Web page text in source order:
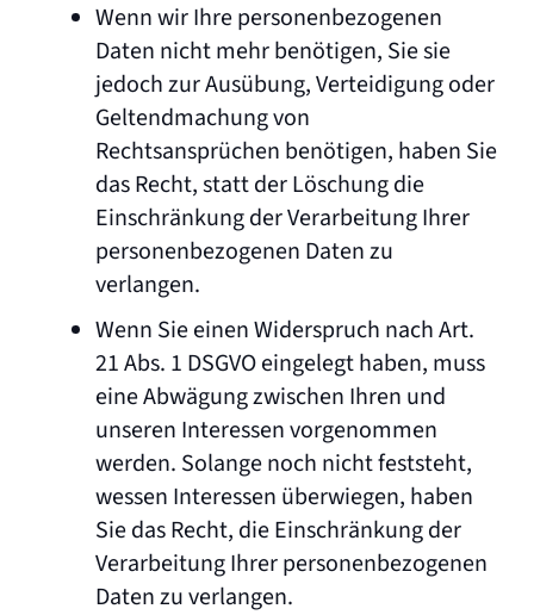
Wenn wir Ihre personenbezogenen
Daten nicht mehr benötigen, Sie sie
jedoch zur Ausübung, Verteidigung oder
Geltendmachung von
Rechtsansprüchen benötigen, haben Sie
das Recht, statt der Löschung die
Einschränkung der Verarbeitung Ihrer
personenbezogenen Daten zu
verlangen.
Wenn Sie einen Widerspruch nach Art.
21 Abs. 1 DSGVO eingelegt haben, muss
eine Abwägung zwischen Ihren und
unseren Interessen vorgenommen
werden. Solange noch nicht feststeht,
wessen Interessen überwiegen, haben
Sie das Recht, die Einschränkung der
Verarbeitung Ihrer personenbezogenen
Daten zu verlangen.